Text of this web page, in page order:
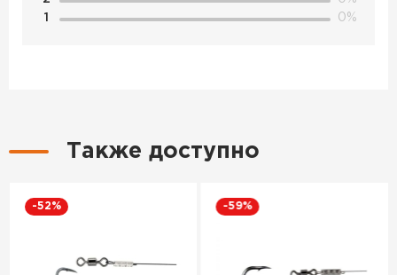
1
0%
Также доступно
-52% -59%